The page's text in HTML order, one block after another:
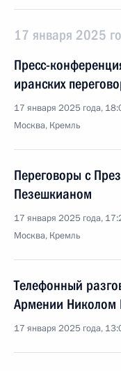
17 января 2025
Пресс-
иранских
17 января 2025 года,
Москва, Кремль
Переговоры с
Пезешкианом
17 января 2025 года,
Москва, Кремль
Телефонный
Армении
17 января 2025 года,